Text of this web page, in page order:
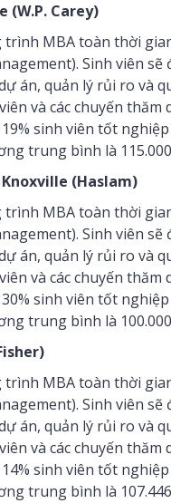
(W.P. Carey)
MBA toàn thời
Sinh viên
án, quản lý rủi ro và
và các chuyến
sinh viên tốt
trung bình là
(Haslam)
MBA toàn thời
Sinh viên
án, quản lý rủi ro và
và các chuyến
sinh viên tốt
trung bình là
MBA toàn thời
Sinh viên
án, quản lý rủi ro và
và các chuyến
sinh viên tốt
trung bình là